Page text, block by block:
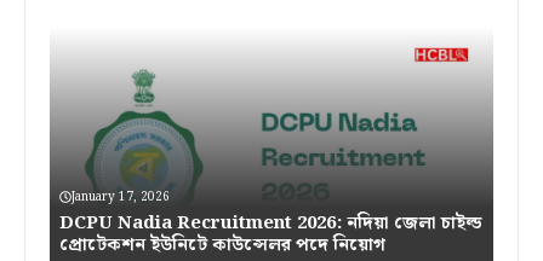
January 17, 2026
DCPU Nadia Recruitment 2026: নদিয়া জেলা চাইল্ড
প্রোটেকশন ইউনিটে কাউন্সেলর পদে নিয়োগ